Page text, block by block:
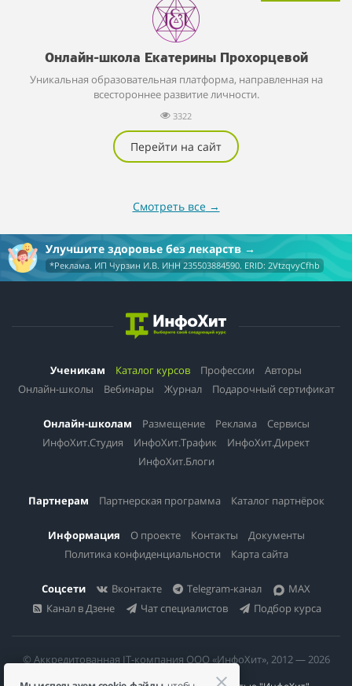
Онлайн-школа Екатерины Прохорцевой
Уникальная образовательная платформа, направленная на
всестороннее развитие личности.
3322
Перейти на сайт
Смотреть все →
Улучшите здоровье без лекарств
*Реклама. ИП Чурзин И.В. ИНН 235503884590. ERID: 2VtzqvyCfhb
Ученикам Каталог курсов Профессии
Авторы
Онлайн-школы
Вебинары Журнал Подарочный сертификат
Онлайн-школам Размещение Реклама
Сервисы
ИнфоХит.Студия
ИнфоХит.Трафик
ИнфоХит.Директ
ИнфоХит.Блоги
Партнерам Партнерская программа Каталог партнёрок
Информация О проекте Контакты
Документы
Политика конфиденциальности
Карта сайта
Соцсети Вконтакте Telegram-канал
MAX
Канал в Дзене
Чат специалистов Подбор курса
© Аккредитованная IT-компания ООО «ИнфоХит», 2012 — 2026